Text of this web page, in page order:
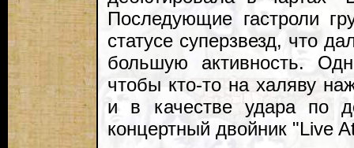
Последующие гастроли
статусе суперзвезд, что
большую активность.
чтобы кто-то на халяву
и в качестве удара по
концертный двойник "Live